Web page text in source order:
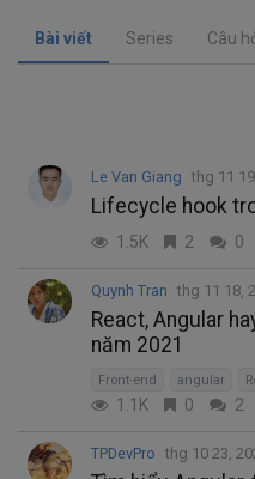
Bài viết Series Câu
Le Van Giang thg 11
Lifecycle hook
1.5K 2 0
Quynh Tran thg 11 18,
React, Angular
năm 2021
Front-end angular
1.1K 0 2
TPDevPro thg 10 23,